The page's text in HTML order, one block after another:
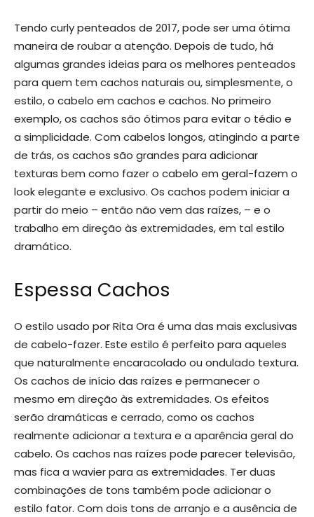
Tendo curly penteados de 2017, pode ser uma ótima
maneira de roubar a atenção. Depois de tudo, há
algumas grandes ideias para os melhores penteados
para quem tem cachos naturais ou, simplesmente, o
estilo, o cabelo em cachos e cachos. No primeiro
exemplo, os cachos são ótimos para evitar o tédio e
a simplicidade. Com cabelos longos, atingindo a parte
de trás, os cachos são grandes para adicionar
texturas bem como fazer o cabelo em geral-fazem o
look elegante e exclusivo. Os cachos podem iniciar a
partir do meio – então não vem das raízes, – e o
trabalho em direção às extremidades, em tal estilo
dramático.
Espessa Cachos
O estilo usado por Rita Ora é uma das mais exclusivas
de cabelo-fazer. Este estilo é perfeito para aqueles
que naturalmente encaracolado ou ondulado textura.
Os cachos de início das raízes e permanecer o
mesmo em direção às extremidades. Os efeitos
serão dramáticas e cerrado, como os cachos
realmente adicionar a textura e a aparência geral do
cabelo. Os cachos nas raízes pode parecer televisão,
mas fica a wavier para as extremidades. Ter duas
combinações de tons também pode adicionar o
estilo fator. Com dois tons de arranjo e a ausência de